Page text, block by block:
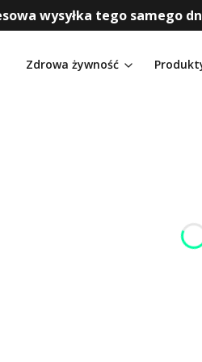
wysyłka tego samego
Zdrowa żywność